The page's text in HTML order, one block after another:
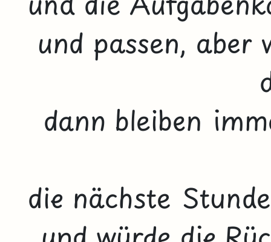
und passen, aber
dann bleiben
die nächste